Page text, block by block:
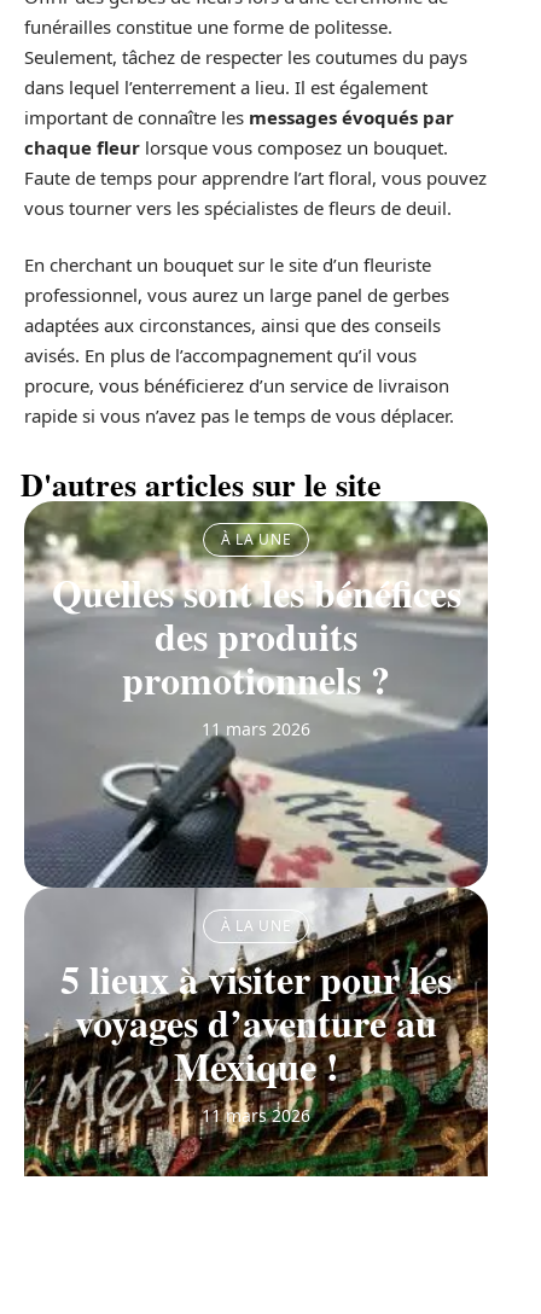
funérailles constitue une forme de politesse.
Seulement, tâchez de respecter les coutumes du pays
dans lequel l’enterrement a lieu. Il est également
important de connaître les messages évoqués par
chaque fleur lorsque vous composez un bouquet.
Faute de temps pour apprendre l’art floral, vous pouvez
vous tourner vers les spécialistes de fleurs de deuil.
En cherchant un bouquet sur le site d’un fleuriste
professionnel, vous aurez un large panel de gerbes
adaptées aux circonstances, ainsi que des conseils
avisés. En plus de l’accompagnement qu’il vous
procure, vous bénéficierez d’un service de livraison
rapide si vous n’avez pas le temps de vous déplacer.
D'autres articles sur le site
À LA UNE
Quelles sont les bénéfices
des produits
promotionnels ?
11 mars 2026
À LA UNE
5 lieux à visiter pour les
voyages d’aventure au
Mexique !
11 mars 2026